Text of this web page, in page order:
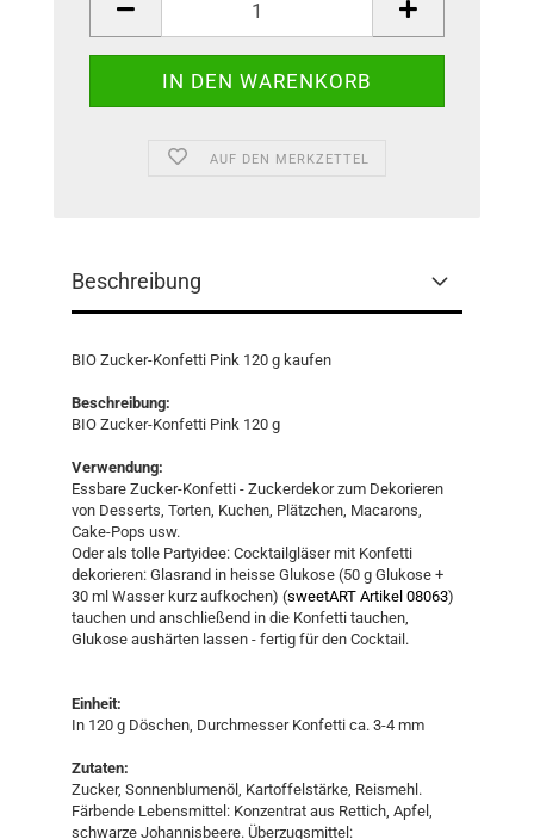
AUF DEN MERKZETTEL
Beschreibung
BIO Zucker-Konfetti Pink 120 g kaufen
Beschreibung:
BIO Zucker-Konfetti Pink 120 g
Verwendung:
Essbare Zucker-Konfetti - Zuckerdekor zum Dekorieren
von Desserts, Torten, Kuchen, Plätzchen, Macarons,
Cake-Pops usw.
Oder als tolle Partyidee: Cocktailgläser mit Konfetti
dekorieren: Glasrand in heisse Glukose (50 g Glukose +
30 ml Wasser kurz aufkochen) (sweetART Artikel 08063)
tauchen und anschließend in die Konfetti tauchen,
Glukose aushärten lassen - fertig für den Cocktail.
Einheit:
In 120 g Döschen, Durchmesser Konfetti ca. 3-4 mm
Zutaten:
Zucker, Sonnenblumenöl, Kartoffelstärke, Reismehl.
Färbende Lebensmittel: Konzentrat aus Rettich, Apfel,
schwarze Johannisbeere. Überzugsmittel: